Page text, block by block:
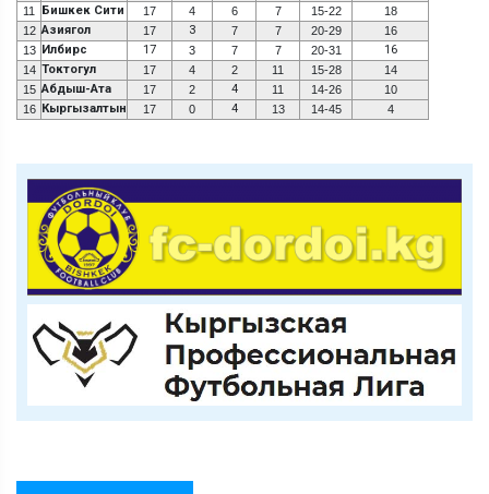
11
Бишкек Сити 17 4 6 7 15-22
18
12 Азиягол 17 3 7 7 20-29
16
13 Илбирс 17 3 7 7 20-31 16
14 Токтогул 17 4 2 11 15-28
14
15 Абдыш-Ата 17 2 4 11 14-26
10
16 Кыргызалтын 17 0 4 13 14-45 4